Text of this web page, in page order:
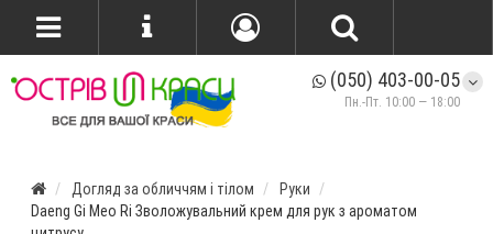
(050) 403-00-05
Пн.-Пт. 10:00 — 18:00
Догляд за обличчям і тілом
Руки
Daeng Gi Meo Ri Зволожувальний крем для рук з ароматом